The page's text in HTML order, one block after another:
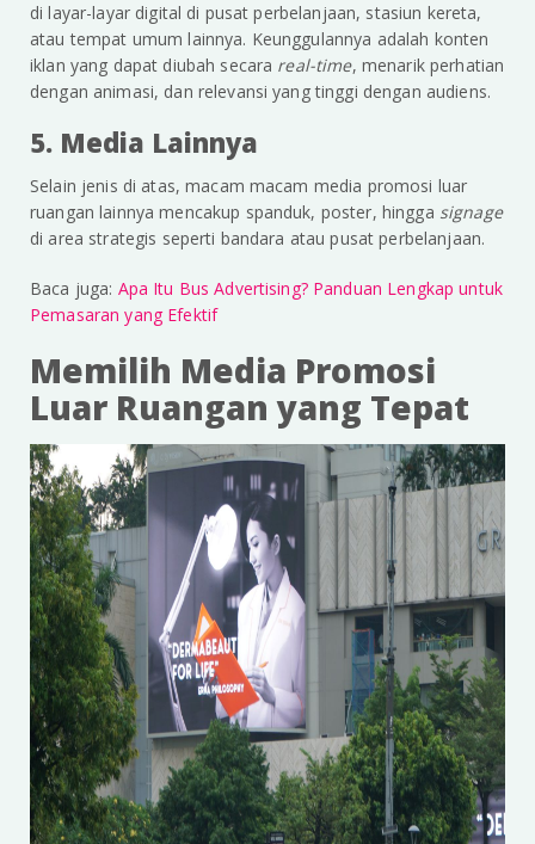
di layar-layar digital di pusat perbelanjaan, stasiun kereta,
atau tempat umum lainnya. Keunggulannya adalah konten
iklan yang dapat diubah secara real-time, menarik perhatian
dengan animasi, dan relevansi yang tinggi dengan audiens.
5. Media Lainnya
Selain jenis di atas, macam macam media promosi luar
ruangan lainnya mencakup spanduk, poster, hingga signage
di area strategis seperti bandara atau pusat perbelanjaan.
Baca juga: Apa Itu Bus Advertising? Panduan Lengkap untuk
Pemasaran yang Efektif
Memilih Media Promosi
Luar Ruangan yang Tepat